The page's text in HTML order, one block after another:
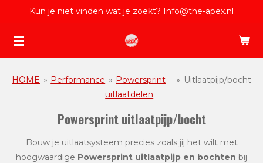
naar
de
Kun je niet vinden wat je zoekt? Info@the-apex.nl
HOME » Performance » Powersprint
uitlaatdelen
» Uitlaatpijp/bocht
Powersprint uitlaatpijp/bocht
Bouw je uitlaatsysteem precies zoals jij het wilt met
hoogwaardige Powersprint uitlaatpijp en bochten bij